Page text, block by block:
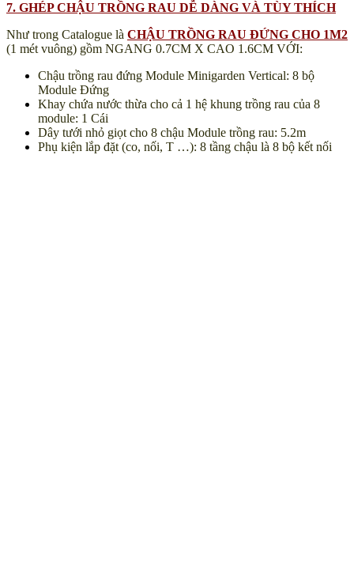
7. GHÉP CHẬU TRỒNG RAU DỄ DÀNG VÀ TÙY THÍCH
Như trong Catalogue là CHẬU TRỒNG RAU ĐỨNG CHO 1M2
(1 mét vuông) gồm NGANG 0.7CM X CAO 1.6CM VỚI:
Chậu trồng rau đứng Module Minigarden Vertical: 8 bộ
Module Đứng
Khay chứa nước thừa cho cả 1 hệ khung trồng rau của 8
module: 1 Cái
Dây tưới nhỏ giọt cho 8 chậu Module trồng rau: 5.2m
Phụ kiện lắp đặt (co, nối, T …): 8 tầng chậu là 8 bộ kết nối